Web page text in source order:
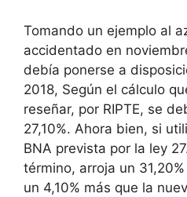
Tomando un ejemplo al
accidentado en
debía ponerse a
2018, Según el cálculo
reseñar, por RIPTE, se
27,10%. Ahora bien, si
BNA prevista por la ley
término, arroja un
un 4,10% más que la